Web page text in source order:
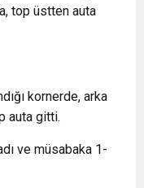
top üstten auta
kornerde, arka
auta gitti.
ve müsabaka 1-